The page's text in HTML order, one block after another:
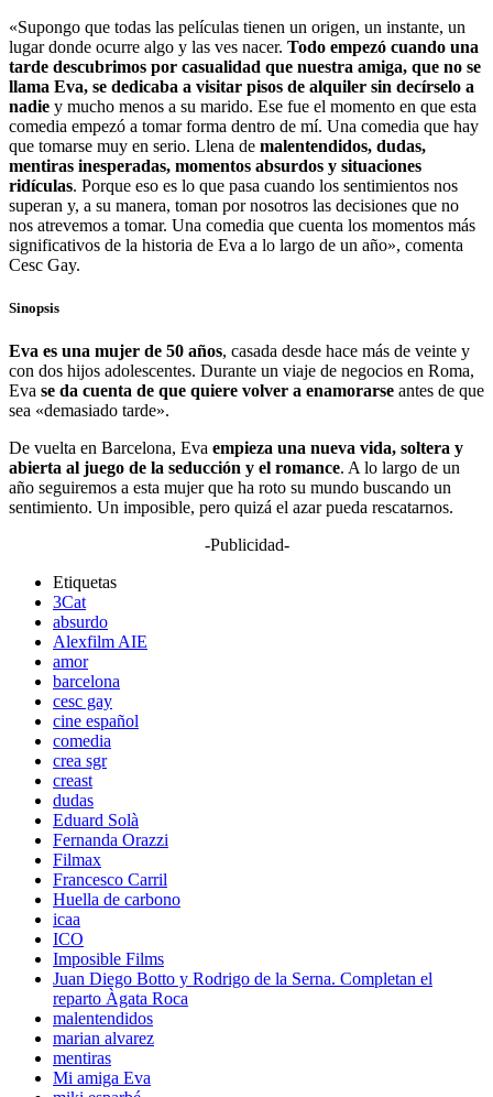
«Supongo que todas las películas tienen un origen, un instante, un
lugar donde ocurre algo y las ves nacer. Todo empezó cuando una
tarde descubrimos por casualidad que nuestra amiga, que no se
llama Eva, se dedicaba a visitar pisos de alquiler sin decírselo a
nadie y mucho menos a su marido. Ese fue el momento en que esta
comedia empezó a tomar forma dentro de mí. Una comedia que hay
que tomarse muy en serio. Llena de malentendidos, dudas,
mentiras inesperadas, momentos absurdos y situaciones
ridículas. Porque eso es lo que pasa cuando los sentimientos nos
superan y, a su manera, toman por nosotros las decisiones que no
nos atrevemos a tomar. Una comedia que cuenta los momentos más
significativos de la historia de Eva a lo largo de un año», comenta
Cesc Gay.
Sinopsis
Eva es una mujer de 50 años, casada desde hace más de veinte y
con dos hijos adolescentes. Durante un viaje de negocios en Roma,
Eva se da cuenta de que quiere volver a enamorarse antes de que
sea «demasiado tarde».
De vuelta en Barcelona, Eva empieza una nueva vida, soltera y
abierta al juego de la seducción y el romance. A lo largo de un
año seguiremos a esta mujer que ha roto su mundo buscando un
sentimiento. Un imposible, pero quizá el azar pueda rescatarnos.
-Publicidad-
Etiquetas
3Cat
absurdo
Alexfilm AIE
amor
barcelona
cesc gay
cine español
comedia
crea sgr
creast
dudas
Eduard Solà
Fernanda Orazzi
Filmax
Francesco Carril
Huella de carbono
icaa
ICO
Imposible Films
Juan Diego Botto y Rodrigo de la Serna. Completan el
reparto Àgata Roca
malentendidos
marian alvarez
mentiras
Mi amiga Eva